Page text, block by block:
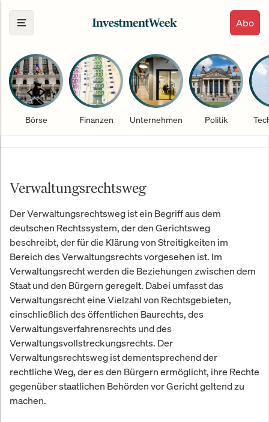
Abo
Börse Finanzen Unternehmen Politik
Verwaltungsrechtsweg
Der Verwaltungsrechtsweg ist ein Begriff aus dem
deutschen Rechtssystem, der den Gerichtsweg
beschreibt, der für die Klärung von Streitigkeiten im
Bereich des Verwaltungsrechts vorgesehen ist. Im
Verwaltungsrecht werden die Beziehungen zwischen dem
Staat und den Bürgern geregelt. Dabei umfasst das
Verwaltungsrecht eine Vielzahl von Rechtsgebieten,
einschließlich des öffentlichen Baurechts, des
Verwaltungsverfahrensrechts und des
Verwaltungsvollstreckungsrechts. Der
Verwaltungsrechtsweg ist dementsprechend der
rechtliche Weg, der es den Bürgern ermöglicht, ihre Rechte
gegenüber staatlichen Behörden vor Gericht geltend zu
machen.